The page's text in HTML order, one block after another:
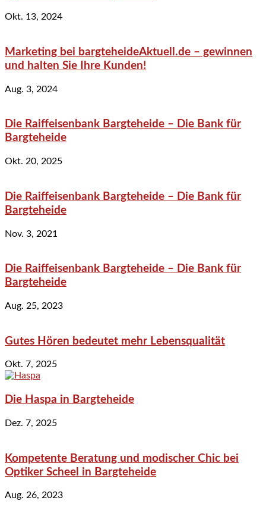
Okt. 13, 2024
Marketing bei bargteheideAktuell.de – gewinnen
und halten Sie Ihre Kunden!
Aug. 3, 2024
Die Raiffeisenbank Bargteheide – Die Bank für
Bargteheide
Okt. 20, 2025
Die Raiffeisenbank Bargteheide – Die Bank für
Bargteheide
Nov. 3, 2021
Die Raiffeisenbank Bargteheide – Die Bank für
Bargteheide
Aug. 25, 2023
Gutes Hören bedeutet mehr Lebensqualität
Okt. 7, 2025
Die Haspa in Bargteheide
Dez. 7, 2025
Kompetente Beratung und modischer Chic bei
Optiker Scheel in Bargteheide
Aug. 26, 2023